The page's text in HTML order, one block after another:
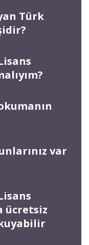
Türk
var
ücretsiz